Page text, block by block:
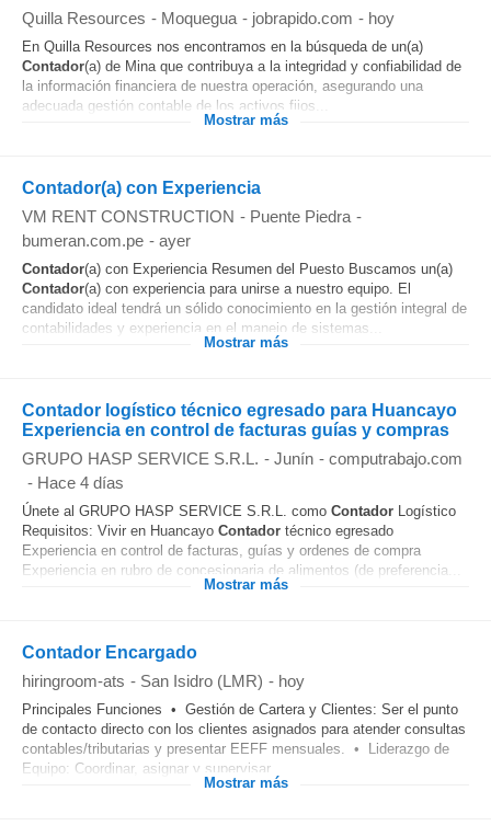
Quilla Resources - Moquegua - jobrapido.com - hoy
En Quilla Resources nos encontramos en la búsqueda de un(a)
Contador(a) de Mina que contribuya a la integridad y confiabilidad de
la información financiera de nuestra operación, asegurando una
adecuada gestión contable de los activos fijos...
Mostrar más
Contador(a) con Experiencia
VM RENT CONSTRUCTION - Puente Piedra -
bumeran.com.pe - ayer
Contador(a) con Experiencia Resumen del Puesto Buscamos un(a)
Contador(a) con experiencia para unirse a nuestro equipo. El
candidato ideal tendrá un sólido conocimiento en la gestión integral de
contabilidades y experiencia en el manejo de sistemas...
Mostrar más
Contador logístico técnico egresado para Huancayo
Experiencia en control de facturas guías y compras
GRUPO HASP SERVICE S.R.L. - Junín - computrabajo.com
- Hace 4 días
Únete al GRUPO HASP SERVICE S.R.L. como Contador Logístico
Requisitos: Vivir en Huancayo Contador técnico egresado
Experiencia en control de facturas, guías y ordenes de compra
Experiencia en rubro de concesionaria de alimentos (de preferencia...
Mostrar más
Contador Encargado
hiringroom-ats - San Isidro (LMR) - hoy
Principales Funciones • Gestión de Cartera y Clientes: Ser el punto
de contacto directo con los clientes asignados para atender consultas
contables/tributarias y presentar EEFF mensuales. • Liderazgo de
Equipo: Coordinar, asignar y supervisar...
Mostrar más